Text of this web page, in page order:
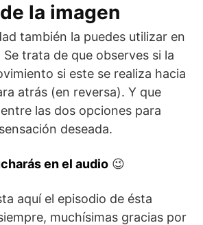
la imagen
también la puedes utilizar en
trata de que observes si la
si este se realiza hacia
atrás (en reversa). Y que
las dos opciones para
deseada.
en el audio 😉
aquí el episodio de ésta
muchísimas gracias por